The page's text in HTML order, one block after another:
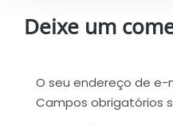
Deixe um
O seu endereço de e-
Campos obrigatórios